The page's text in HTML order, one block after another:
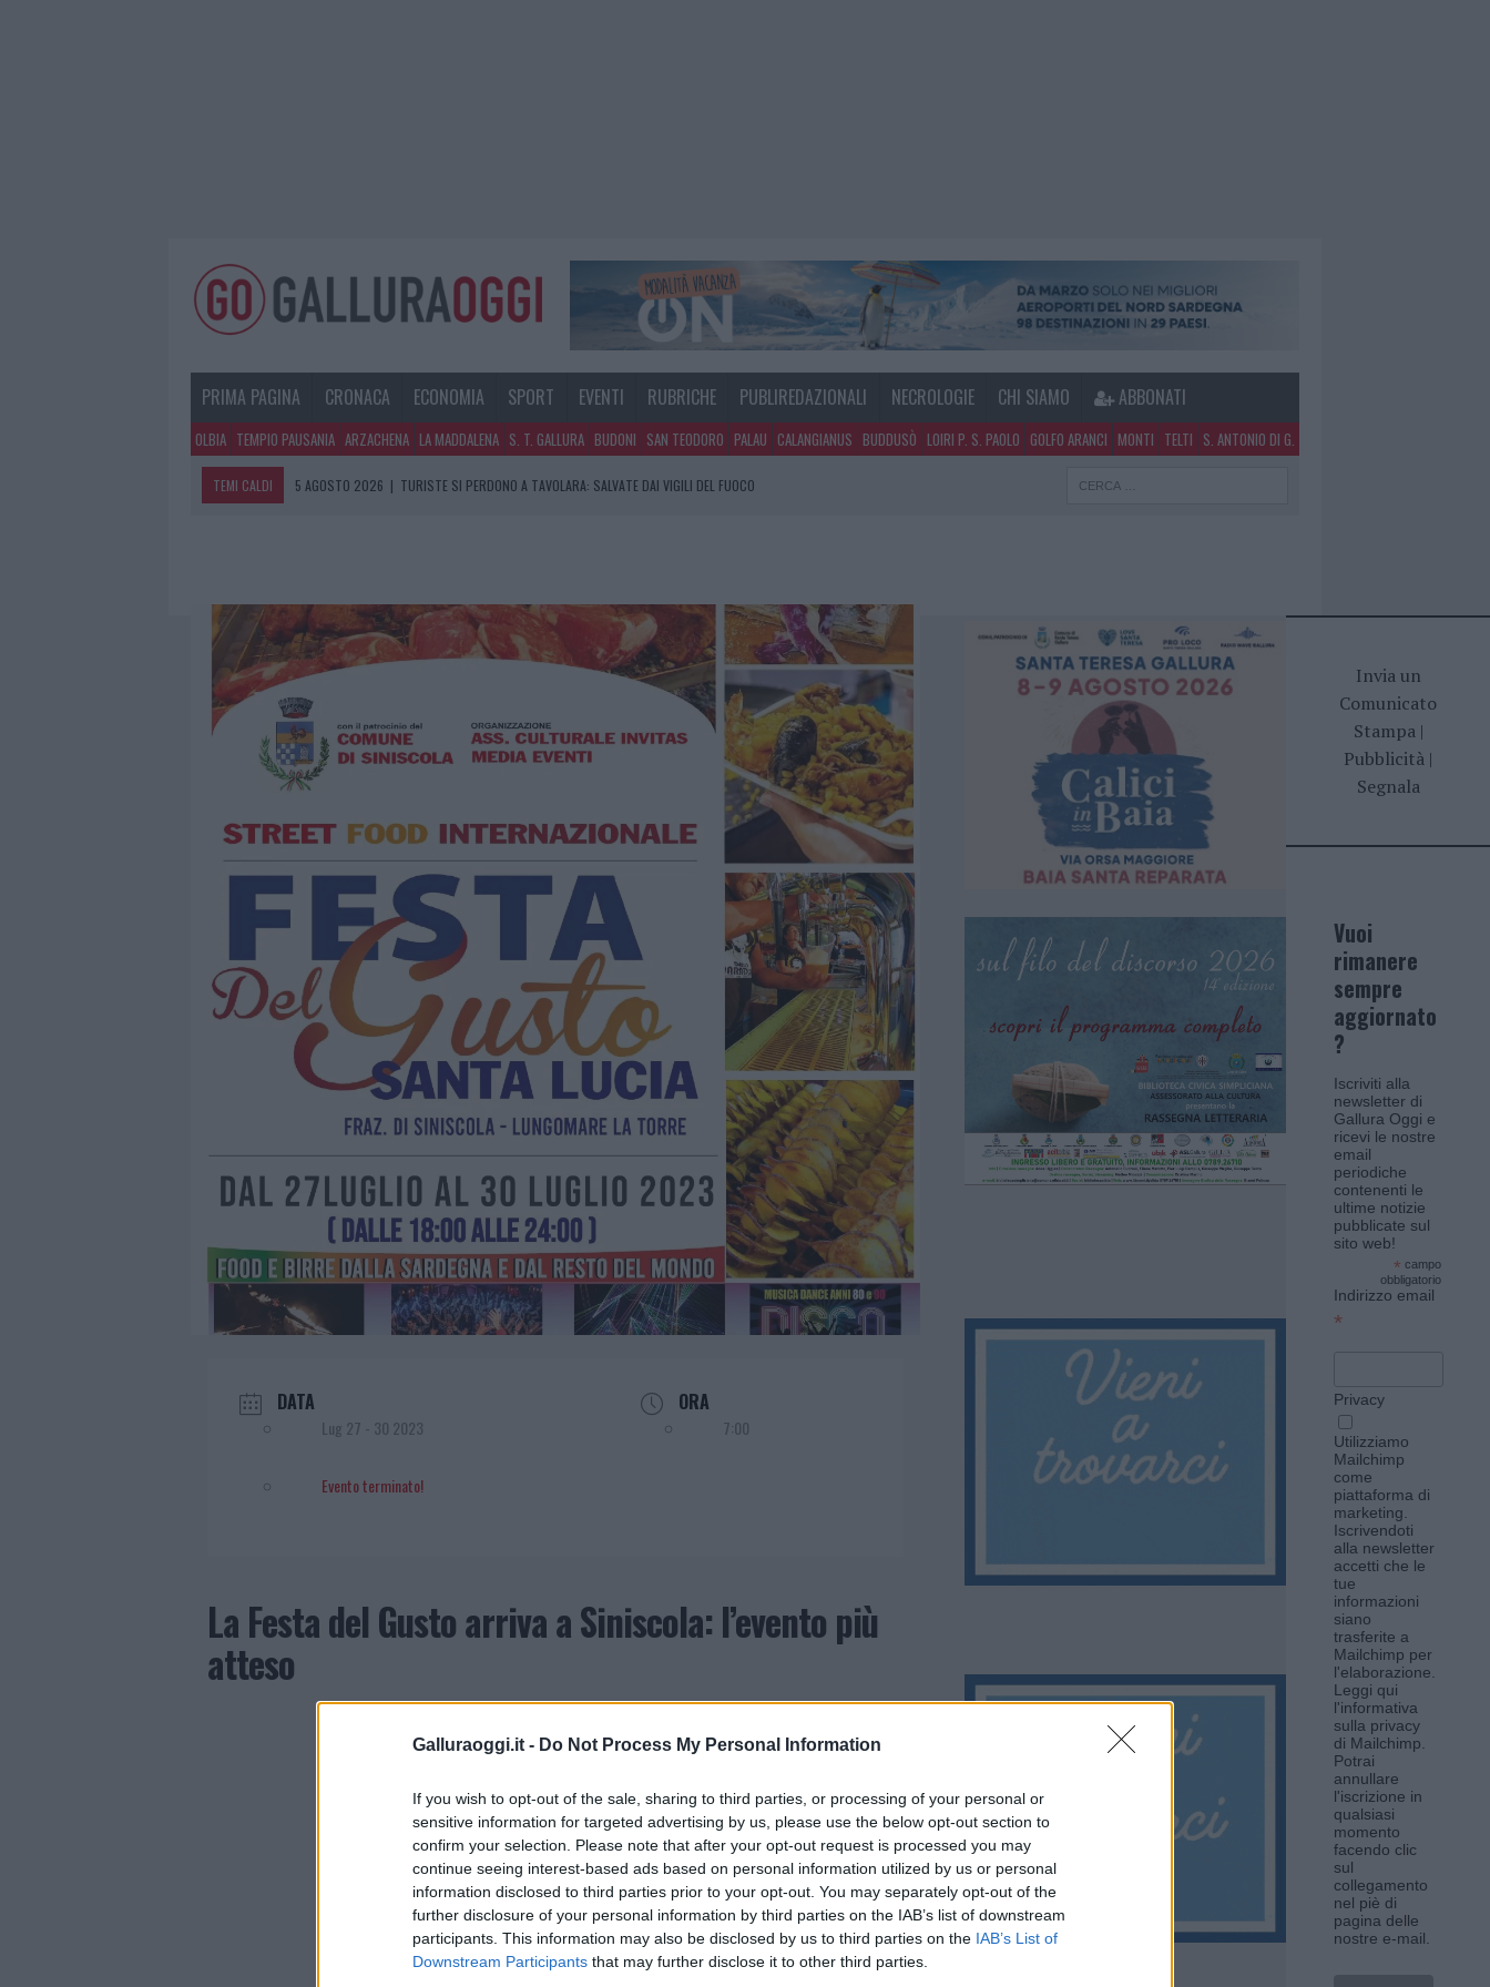
Galluraoggi.it - Do Not Process My Personal Information
If you wish to opt-out of the sale, sharing to third parties, or processing of your personal or
sensitive information for targeted advertising by us, please use the below opt-out section to
confirm your selection. Please note that after your opt-out request is processed you may
continue seeing interest-based ads based on personal information utilized by us or personal
information disclosed to third parties prior to your opt-out. You may separately opt-out of the
further disclosure of your personal information by third parties on the IAB’s list of downstream
participants. This information may also be disclosed by us to third parties on the IAB’s List of
Downstream Participants that may further disclose it to other third parties.
PRIMA PAGINA CRONACA ECONOMIA SPORT EVENTI RUBRICHE PUBLIREDAZIONALI NECROLOGIE CHI SIAMO ABBONATI
OLBIA TEMPIO PAUSANIA ARZACHENA LA MADDALENA S. T. GALLURA BUDONI SAN TEODORO PALAU CALANGIANUS BUDDUSÒ LOIRI P. S. PAOLO GOLFO ARANCI MONTI TELTI S. ANTONIO DI G.
TEMI CALDI 5 AGOSTO 2026 | METEO OLBIA 6 AGOSTO, MIGLIORA IL TEMPO IN GALLURA
5 AGOSTO 2026 | TURISTE SI PERDONO A TAVOLARA: SALVATE DAI VIGILI DEL FUOCO
DATA
Lug 27 - 30 2023
Evento terminato!
ORA
7:00
La Festa del Gusto arriva a Siniscola: l’evento più
atteso
Invia un
Comunicato
Stampa|
Pubblicità |
Segnala
Vuoi
rimanere
sempre
aggiornato
?
Iscriviti alla
newsletter di
Gallura Oggi e
ricevi le nostre
email
periodiche
contenenti le
ultime notizie
pubblicate sul
sito web!
* campo
obbligatorio
Indirizzo email
*
Privacy
Utilizziamo
Mailchimp
come
piattaforma di
marketing.
Iscrivendoti
alla newsletter
accetti che le
tue
informazioni
siano
trasferite a
Mailchimp per
l'elaborazione.
Leggi qui
l'informativa
sulla privacy
di Mailchimp.
Potrai
annullare
l'iscrizione in
qualsiasi
momento
facendo clic
sul
collegamento
nel piè di
pagina delle
nostre e-mail.